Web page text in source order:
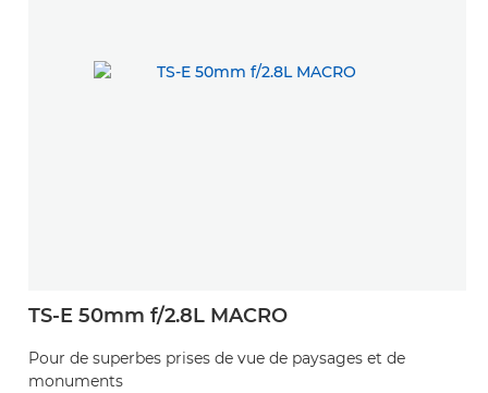
TS-E 50mm f/2.8L MACRO
Pour de superbes prises de vue de paysages et de
monuments